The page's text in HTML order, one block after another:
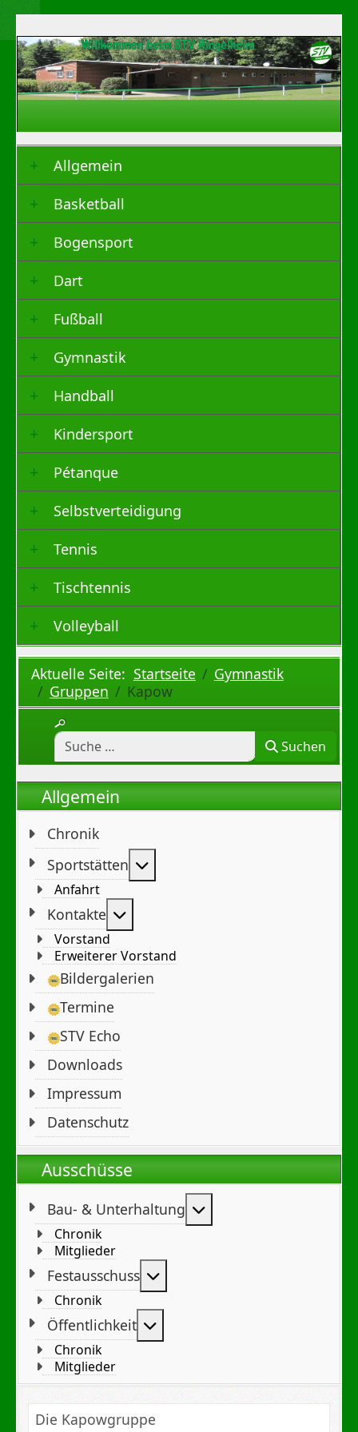
Allgemein
Basketball
Bogensport
Dart
Fußball
Gymnastik
Handball
Kindersport
Pétanque
Selbstverteidigung
Tennis
Tischtennis
Volleyball
Aktuelle Seite: Startseite
Gymnastik
Gruppen
Kapow
Suchen
Allgemein
Chronik
Sportstätten
Anfahrt
Kontakte
Vorstand
Erweiterer Vorstand
Bildergalerien
Termine
STV Echo
Downloads
Impressum
Datenschutz
Ausschüsse
Bau- & Unterhaltung
Chronik
Mitglieder
Festausschuss
Chronik
Öffentlichkeit
Chronik
Mitglieder
Die Kapowgruppe